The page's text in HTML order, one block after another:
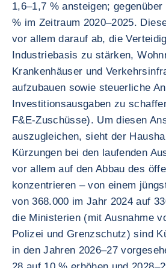
1,6–1,7 % ansteigen;
% im Zeitraum 2020–2025.
vor allem darauf ab, die
Industriebasis zu stärken,
Krankenhäuser und
aufzubauen sowie steuerliche
Investitionsausgaben zu
F&E-Zuschüsse). Um diesen
auszugleichen, sieht der
Kürzungen bei den laufenden
vor allem auf den Abbau des
konzentrieren – von einem
von 368.000 im Jahr 2024 auf
die Ministerien (mit Ausnahme
Polizei und Grenzschutz) sind
in den Jahren 2026–27